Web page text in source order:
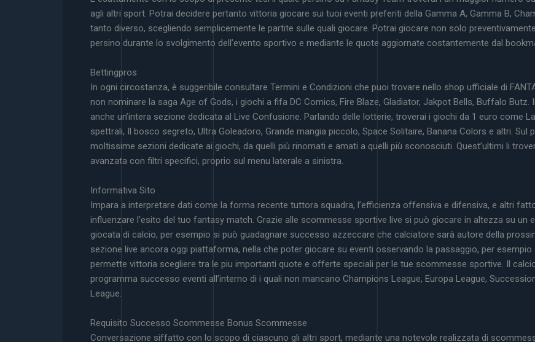
agli altri sport. Potrai decidere pertanto vittoria giocare sui tuoi eventi preferiti della Gamma A, Gamma B,
tanto diverso, scegliendo semplicemente le partite sulle quali giocare. Potrai giocare non solo
persino durante lo svolgimento dell’evento sportivo e mediante le quote aggiornate costantemente dal
Bettingpros
In ogni circostanza, è suggeribile consultare Termini e Condizioni che puoi trovare nello shop ufficiale di
non nominare la saga Age of Gods, i giochi a fifa DC Comics, Fire Blaze, Gladiator, Jakpot Bells, Buffalo
anche un’intera sezione dedicata al Live Confusione. Parlando delle lotterie, troverai i giochi da 1 euro come
spettrali, Il bosco segreto, Ultra Goleadoro, Grande mangia piccolo, Space Solitaire, Banana Colors e altri. Sul
moltissime sezioni dedicate ai giochi, da quelli più rinomati e amati a quelli più sconosciuti. Quest’ultimi li
avanzata con filtri specifici, proprio sul menu laterale a sinistra.
Informativa Sito
Impara a interpretare dati come la forma recente tuttora squadra, l’efficienza offensiva e difensiva, e altri
influenzare l’esito del tuo fantasy match. Grazie alle scommesse sportive live si può giocare in altezza su un
giocata di calcio, per esempio si può guadagnare successo azzeccare che calciatore sarà autore della
sezione live ancora oggi piattaforma, nella che poter giocare su eventi osservando la passaggio, per esempio
permette vittoria scegliere tra le piu importanti quote e offerte speciali per le tue scommesse sportive. Il
programma successo eventi all’interno di i quali non mancano Champions League, Europa League,
League.
Requisito Successo Scommesse Bonus Scommesse
Conversazione siffatto con lo scopo di ciascuno gli altri sport, mediante una notevole realizzata di